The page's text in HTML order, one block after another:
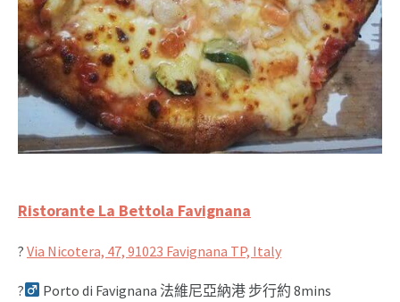
Ristorante La Bettola Favignana
? Via Nicotera, 47, 91023 Favignana TP, Italy
?‍ Porto di Favignana 法維尼亞納港 步行約 8mins